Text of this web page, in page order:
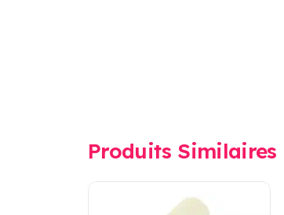
Produits Similaires